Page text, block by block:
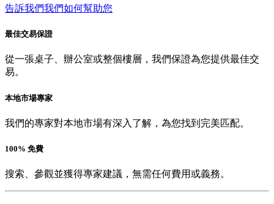
告訴我們我們如何幫助您
最佳交易保證
從一張桌子、辦公室或整個樓層，我們保證為您提供最佳交
易。
本地市場專家
我們的專家對本地市場有深入了解，為您找到完美匹配。
100% 免費
搜索、參觀並獲得專家建議，無需任何費用或義務。